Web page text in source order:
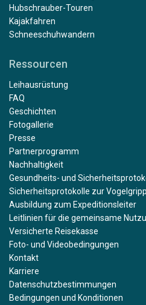
Hubschrauber-Touren
Kajakfahren
Schneeschuhwandern
Ressourcen
Leihausrüstung
FAQ
Geschichten
Fotogallerie
Presse
Partnerprogramm
Nachhaltigkeit
Gesundheits- und
Sicherheitsprotokolle zur
Ausbildung zum Expeditionsleiter
Leitlinien für die gemeinsame
Versicherte Reisekasse
Foto- und Videobedingungen
Kontakt
Karriere
Datenschutzbestimmungen
Bedingungen und Konditionen